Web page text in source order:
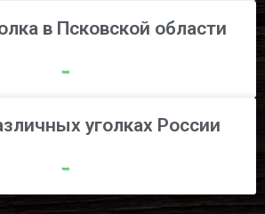
в Псковской области
➥
уголках России
➥